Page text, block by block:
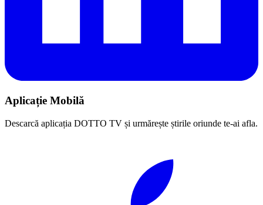
Aplicație Mobilă
Descarcă aplicația DOTTO TV și urmărește știrile oriunde te-ai afla.